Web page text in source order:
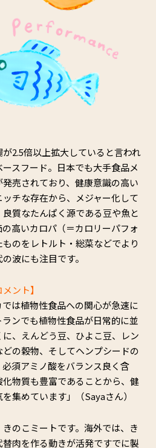
2.5倍以上拡大していると言われ
スフード。日本でも大手食品メ
売されており、健康意識の高い
チな存在から、メジャー化して
質なたんぱく源である豆や魚と
高いカロパ（＝カロリーパフォ
のをレトルト・総菜などでより
波にも注目です。
ント】
では植物性食品への関心が急速に
ンでも植物性食品が日常的に並
、えんどう豆、ひよこ豆、レン
の穀物、そしてヘンプシードの
須アミノ酸をバランス良く含
物質も豊富であることから、健
集めています」（Sayaさん）
のこミートです。海外では、き
肉を作る動きが活発ですでに製